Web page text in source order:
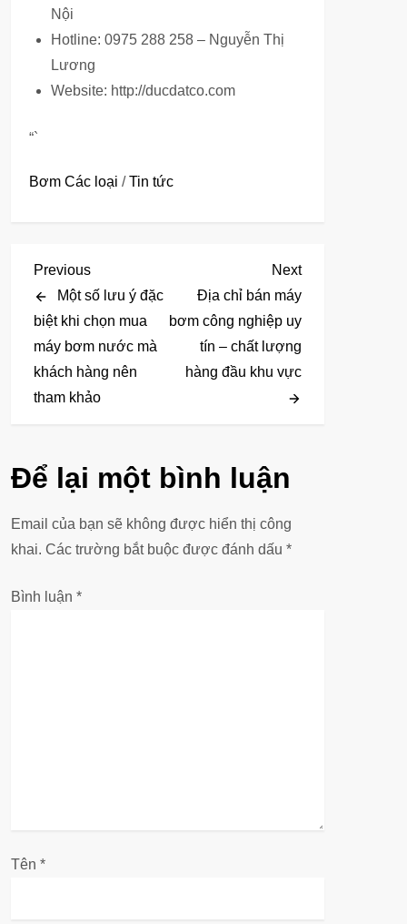
Nội
Hotline: 0975 288 258 – Nguyễn Thị
Lương
Website: http://ducdatco.com
“`
Bơm Các loại /Tin tức
Đ
i
ề
u
ư
ớ
n
g
t
Previous
Post
Previous
Một số lưu ý đặc
biệt khi chọn mua
máy bơm nước mà
khách hàng nên
tham khảo
Next
Post
Next
Địa chỉ bán máy
bơm công nghiệp uy
tín – chất lượng
hàng đầu khu vực
Để lại một bình luận
Email của bạn sẽ không được hiển thị công
khai. Các trường bắt buộc được đánh dấu *
Bình luận *
Tên *